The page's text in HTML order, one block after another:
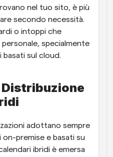
nel tuo sito, è più
secondo necessità.
o intoppi che
specialmente
sul cloud.
adottano sempre
premise e basati su
ibridi è emersa